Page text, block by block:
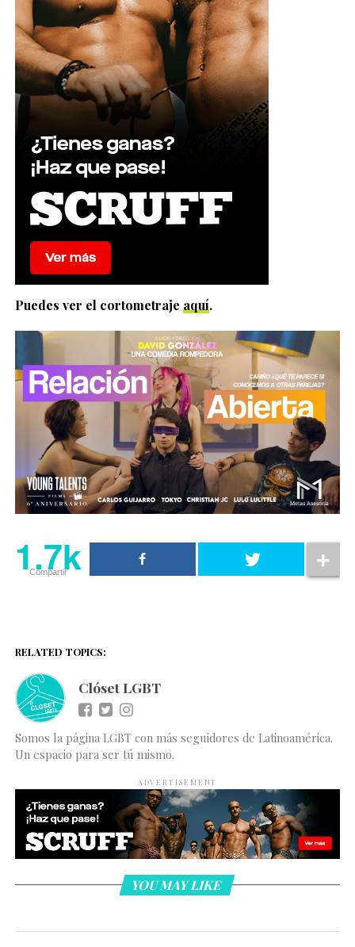
Puedes ver el cortometraje aquí.
1.7k
Compartir
RELATED TOPICS:
Clóset LGBT
Somos la página LGBT con más seguidores de Latinoamérica.
Un espacio para ser tú mismo.
ADVERTISEMENT
YOU MAY LIKE